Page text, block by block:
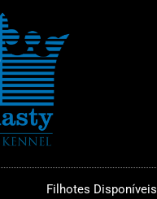
Filhotes Disponíveis